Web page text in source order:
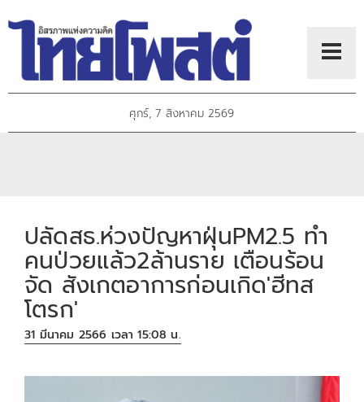
ศุกร์, 7 สิงหาคม 2569
ปลัดสธ.ห่วงปัญหาฝุ่นPM2.5 ทำ
คนป่วยแล้ว2ล้านราย เตือนร้อน
จัด สังเกตอาการก่อนเกิด'ฮีทส
โตรก'
31 มีนาคม 2566 เวลา 15:08 น.